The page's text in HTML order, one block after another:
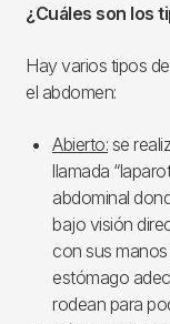
¿Cuáles son los
Hay varios tipos
el abdomen:
Abierto: se
llamada
abdominal
bajo visión
con sus manos
estómago
rodean para